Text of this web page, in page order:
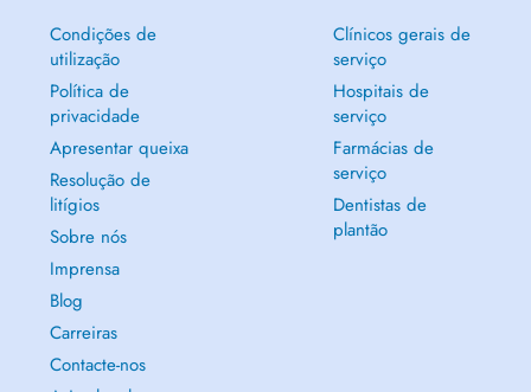
Condições de
utilização
Política de
privacidade
Apresentar queixa
Resolução de
litígios
Sobre nós
Imprensa
Blog
Carreiras
Contacte-nos
Clínicos gerais de
serviço
Hospitais de
serviço
Farmácias de
serviço
Dentistas de
plantão